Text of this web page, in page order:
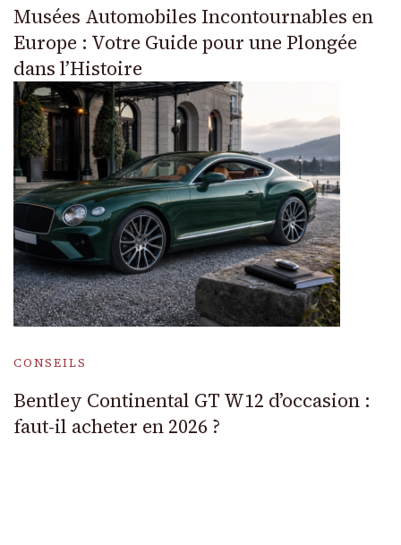
Musées Automobiles Incontournables en
Europe : Votre Guide pour une Plongée
dans l’Histoire
CONSEILS
Bentley Continental GT W12 d’occasion :
faut-il acheter en 2026 ?